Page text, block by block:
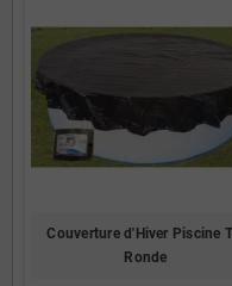
Couverture d'Hiver Piscine
Ronde